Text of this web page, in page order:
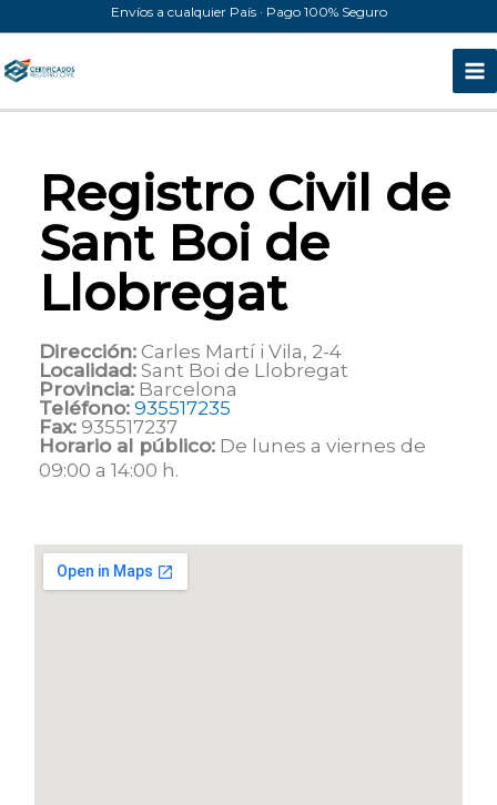
al
contenido
Envíos a cualquier País · Pago 100% Seguro
Registro Civil de
Sant Boi de
Llobregat
Dirección: Carles Martí i Vila, 2-4
Localidad: Sant Boi de Llobregat
Provincia: Barcelona
Teléfono: 935517235
Fax: 935517237
Horario al público: De lunes a viernes de
09:00 a 14:00 h.